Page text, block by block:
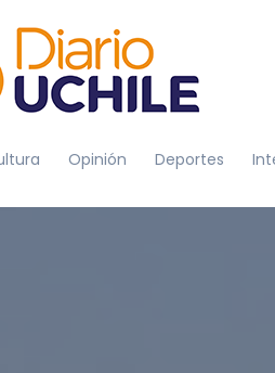
Opinión Deportes